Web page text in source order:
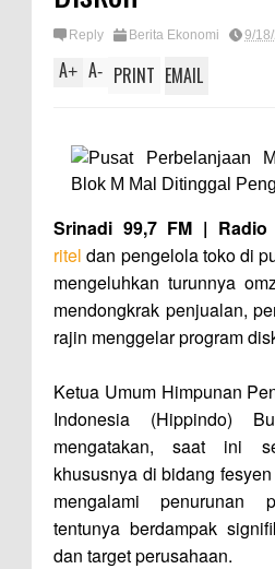
Reply Berita Ekonomi 9/
A+ A- PRINT EMAIL
Srinadi 99,7 FM |
ritel dan pengelola toko di
mengeluhkan turunnya
mendongkrak penjualan,
rajin menggelar program
Ketua Umum Himpunan
Indonesia (Hippindo)
mengatakan, saat ini
khususnya di bidang
mengalami penurunan
tentunya berdampak
dan target perusahaan.